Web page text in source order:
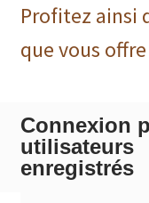
Profitez ainsi
que vous
Connexion
utilisateurs
enregistrés